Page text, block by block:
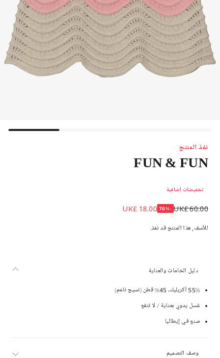
نفذ المنتج
FUN & FUN
تخفيضات إضافية
UK£ 60.00
-70%
UK£ 18.00
للأسف, هذا المنتج قد نفذ.
دليل الخامات والعناية
55% أكريليك، 45% قطن (نسيج ناعم)
غسل يدوي بعناية / لا تنقع
صنع في إيطاليا
وصف التصميم